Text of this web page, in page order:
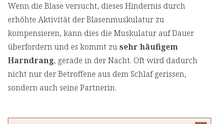
Wenn die Blase versucht, dieses Hindernis durch
erhöhte Aktivität der Blasenmuskulatur zu
kompensieren, kann dies die Muskulatur auf Dauer
überfordern und es kommt zusehr häufigem
Harndrang, gerade in der Nacht. Oft wird dadurch
nicht nur der Betroffene aus dem Schlaf gerissen,
sondern auch seine Partnerin.